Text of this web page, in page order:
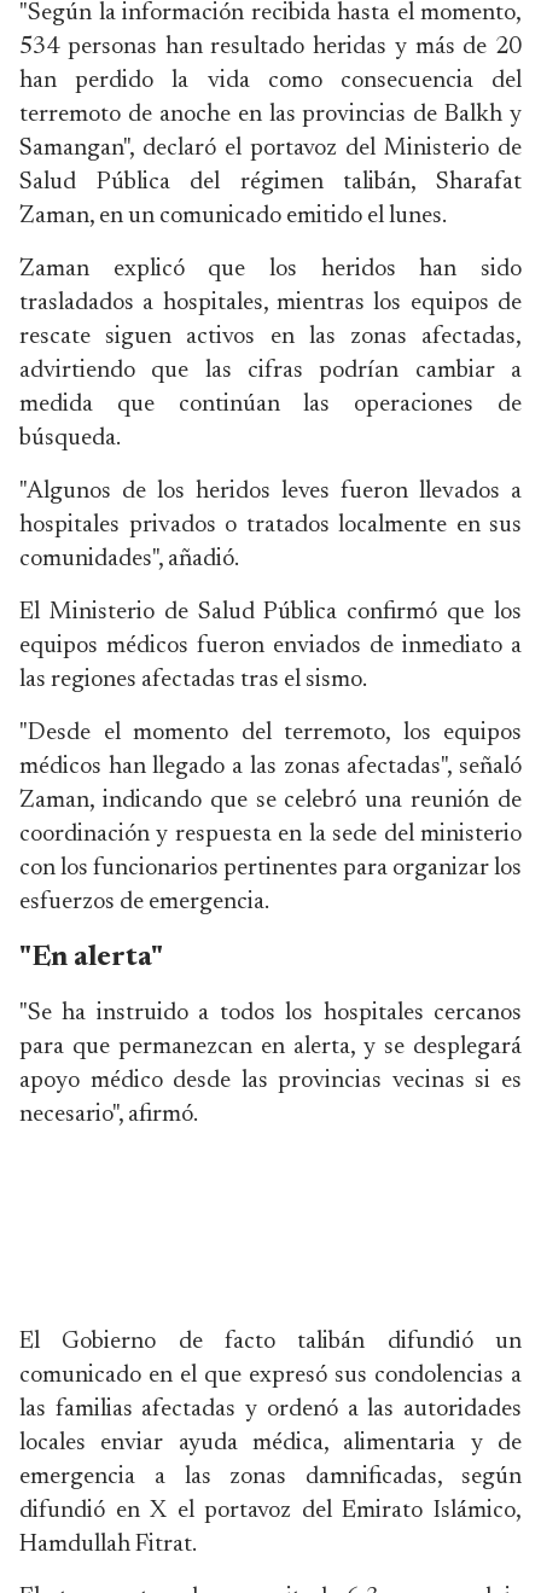
"Según la información recibida hasta el momento,
534 personas han resultado heridas y más de 20
han perdido la vida como consecuencia del
terremoto de anoche en las provincias de Balkh y
Samangan", declaró el portavoz del Ministerio de
Salud Pública del régimen talibán, Sharafat
Zaman, en un comunicado emitido el lunes.
Zaman explicó que los heridos han sido
trasladados a hospitales, mientras los equipos de
rescate siguen activos en las zonas afectadas,
advirtiendo que las cifras podrían cambiar a
medida que continúan las operaciones de
búsqueda.
"Algunos de los heridos leves fueron llevados a
hospitales privados o tratados localmente en sus
comunidades", añadió.
El Ministerio de Salud Pública confirmó que los
equipos médicos fueron enviados de inmediato a
las regiones afectadas tras el sismo.
"Desde el momento del terremoto, los equipos
médicos han llegado a las zonas afectadas", señaló
Zaman, indicando que se celebró una reunión de
coordinación y respuesta en la sede del ministerio
con los funcionarios pertinentes para organizar los
esfuerzos de emergencia.
"En alerta"
"Se ha instruido a todos los hospitales cercanos
para que permanezcan en alerta, y se desplegará
apoyo médico desde las provincias vecinas si es
necesario", afirmó.
El Gobierno de facto talibán difundió un
comunicado en el que expresó sus condolencias a
las familias afectadas y ordenó a las autoridades
locales enviar ayuda médica, alimentaria y de
emergencia a las zonas damnificadas, según
difundió en X el portavoz del Emirato Islámico,
Hamdullah Fitrat.